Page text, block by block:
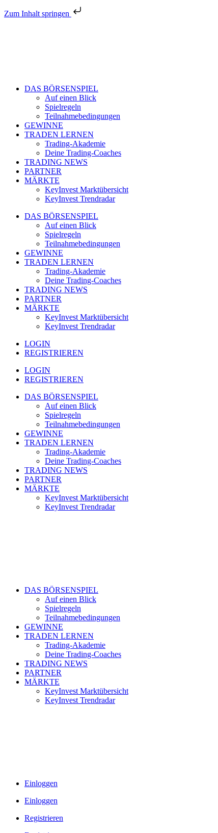
Zum Inhalt springen
DAS BÖRSENSPIEL
Auf einen Blick
Spielregeln
Teilnahmebedingungen
GEWINNE
TRADEN LERNEN
Trading-Akademie
Deine Trading-Coaches
TRADING NEWS
PARTNER
MÄRKTE
KeyInvest Marktübersicht
KeyInvest Trendradar
DAS BÖRSENSPIEL
Auf einen Blick
Spielregeln
Teilnahmebedingungen
GEWINNE
TRADEN LERNEN
Trading-Akademie
Deine Trading-Coaches
TRADING NEWS
PARTNER
MÄRKTE
KeyInvest Marktübersicht
KeyInvest Trendradar
LOGIN
REGISTRIEREN
LOGIN
REGISTRIEREN
DAS BÖRSENSPIEL
Auf einen Blick
Spielregeln
Teilnahmebedingungen
GEWINNE
TRADEN LERNEN
Trading-Akademie
Deine Trading-Coaches
TRADING NEWS
PARTNER
MÄRKTE
KeyInvest Marktübersicht
KeyInvest Trendradar
DAS BÖRSENSPIEL
Auf einen Blick
Spielregeln
Teilnahmebedingungen
GEWINNE
TRADEN LERNEN
Trading-Akademie
Deine Trading-Coaches
TRADING NEWS
PARTNER
MÄRKTE
KeyInvest Marktübersicht
KeyInvest Trendradar
Einloggen
Einloggen
Registrieren